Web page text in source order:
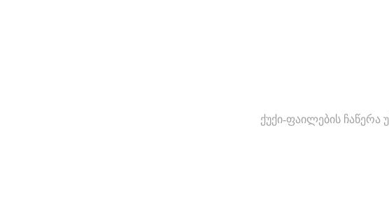
ქუქი-ფაილების